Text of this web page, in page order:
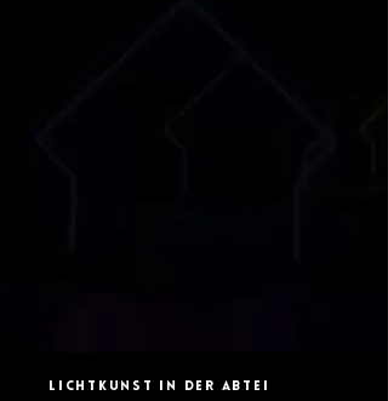
LICHTKUNST IN DER ABTEI